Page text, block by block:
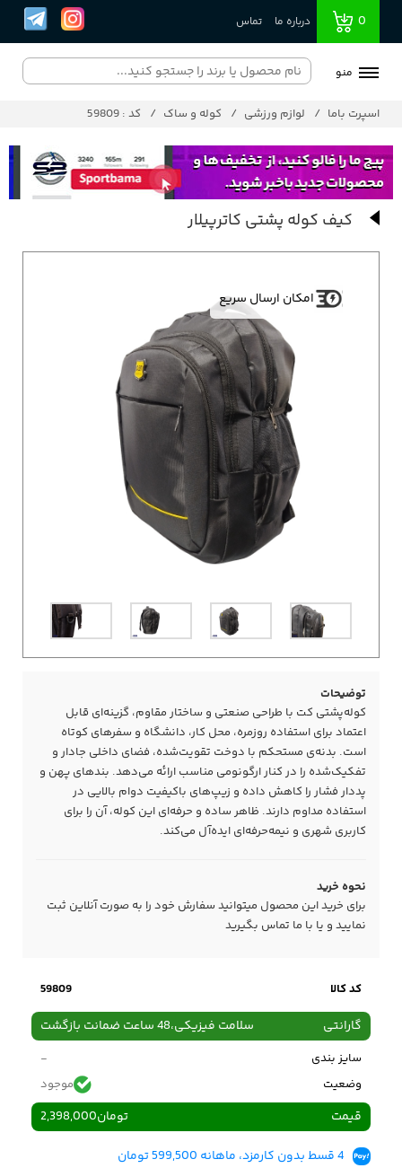
0 درباره ما تماس
منو
اسپرت باما لوازم ورزشی کوله و ساک کد : 59809
کیف کوله پشتی کاترپیلار
امکان ارسال سریع
توضیحات
کوله‌پشتی کت با طراحی صنعتی و ساختار مقاوم، گزینه‌ای قابل
اعتماد برای استفاده روزمره، محل کار، دانشگاه و سفرهای کوتاه
است. بدنه‌ی مستحکم با دوخت تقویت‌شده، فضای داخلی جادار و
تفکیک‌شده را در کنار ارگونومی مناسب ارائه می‌دهد. بندهای پهن و
پددار فشار را کاهش داده و زیپ‌های باکیفیت دوام بالایی در
استفاده مداوم دارند. ظاهر ساده و حرفه‌ای این کوله، آن را برای
کاربری شهری و نیمه‌حرفه‌ای ایده‌آل می‌کند.
نحوه خرید
برای خرید این محصول میتوانید سفارش خود را به صورت آنلاین ثبت
نمایید و یا با ما تماس بگیرید
کد کالا 59809
گارانتی سلامت فیزیکی،48 ساعت ضمانت بازگشت
سایز بندی
-
وضعیت
موجود
قیمت 2,398,000تومان
4 قسط بدون کارمزد، ماهانه 599,500 تومان